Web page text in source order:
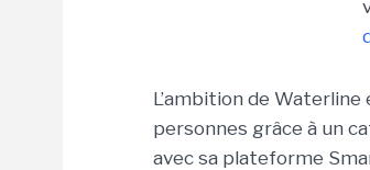
L’ambition de
personnes grâce à un
avec sa plateforme